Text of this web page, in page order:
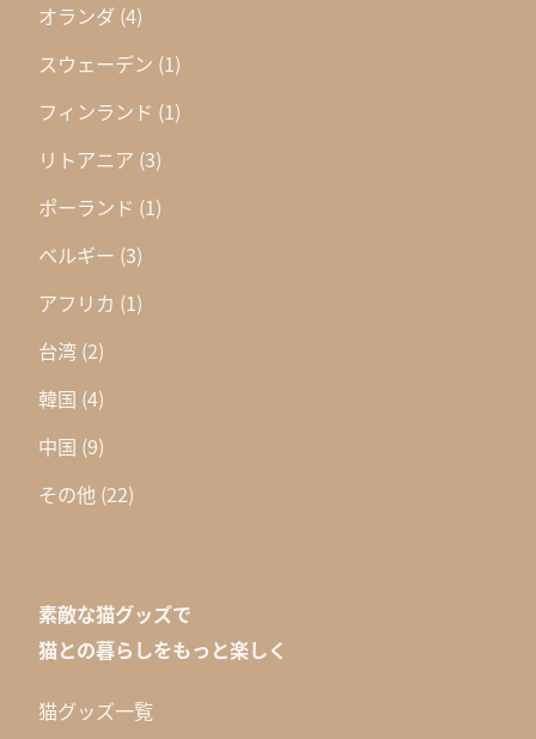
オランダ (4)
スウェーデン (1)
フィンランド (1)
リトアニア (3)
ポーランド (1)
ベルギー (3)
アフリカ (1)
台湾 (2)
韓国 (4)
中国 (9)
その他 (22)
素敵な猫グッズで
猫との暮らしをもっと楽しく
猫グッズ一覧